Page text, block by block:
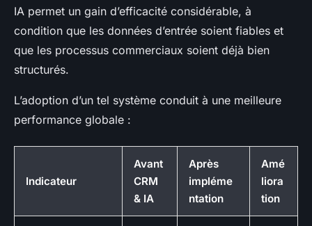
IA permet un gain d’efficacité considérable, à
condition que les données d’entrée soient fiables et
que les processus commerciaux soient déjà bien
structurés.
L’adoption d’un tel système conduit à une meilleure
performance globale :
Indicateur
Avant
CRM
& IA
Après
impléme
ntation
Amé
liora
tion